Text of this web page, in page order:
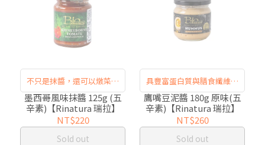
不只是抹醬，還可以燉菜、
炒菜、調味。
墨西哥風味抹醬 125g (五
辛素)【Rinatura 瑞拉】
NT$220
Sold out
具豐富蛋白質與膳食纖維的
鷹嘴豆泥
鷹嘴豆泥醬 180g 原味(五
辛素)【Rinatura 瑞拉】
NT$260
Sold out